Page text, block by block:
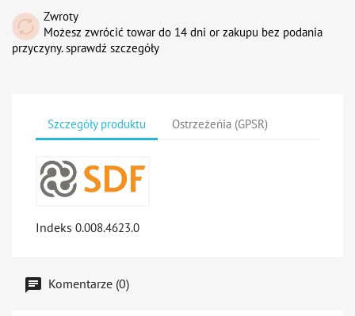
Zwroty
Możesz zwrócić towar do 14 dni or zakupu bez podania
przyczyny. sprawdź szczegóły
Szczegóły produktu Ostrzeżeńia (GPSR)
Indeks 0.008.4623.0
Komentarze (0)